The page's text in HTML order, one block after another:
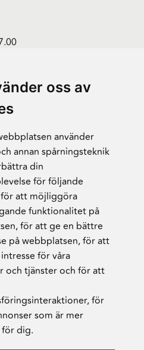
oss av
använder
annan spårningsteknik
din
för följande
för att möjliggöra
funktionalitet på
,för att ge en bättre
på webbplatsen,för att
för våra
och tjänster och för att
,för
som är mer
för dig.